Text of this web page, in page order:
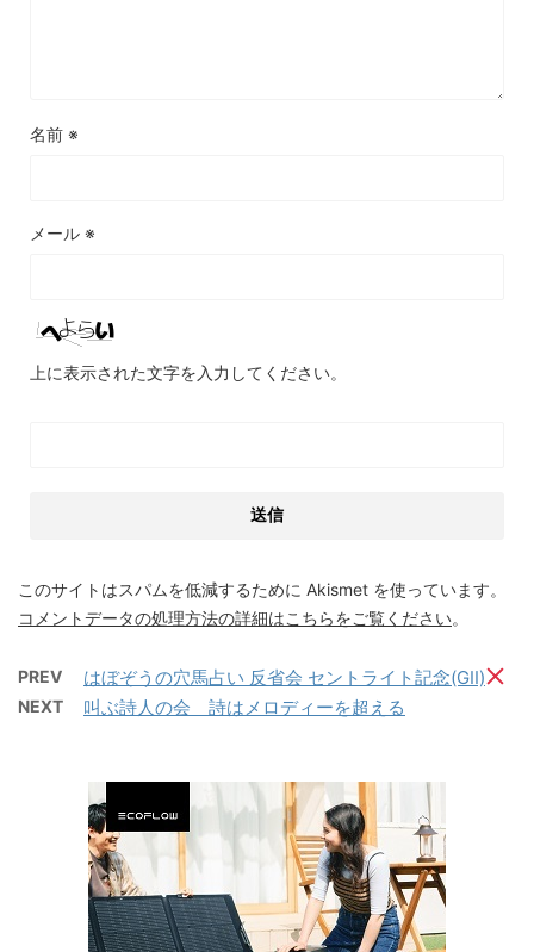
名前 ※
メール ※
上に表示された文字を入力してください。
このサイトはスパムを低減するために Akismet を使っています。
コメントデータの処理方法の詳細はこちらをご覧ください。
PREV はぼぞうの穴馬占い 反省会 セントライト記念(GII)
NEXT 叫ぶ詩人の会 詩はメロディーを超える